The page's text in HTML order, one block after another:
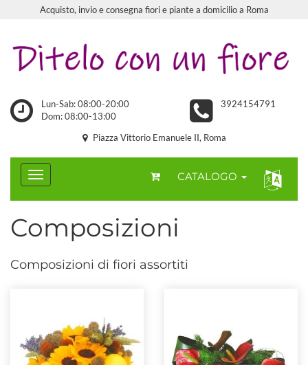
Acquisto, invio e consegna fiori e piante a domicilio a Roma
Lun-Sab: 08:00-20:00
Dom: 08:00-13:00
3924154791
Piazza Vittorio Emanuele II, Roma
CATALOGO
Composizioni
Composizioni di fiori assortiti